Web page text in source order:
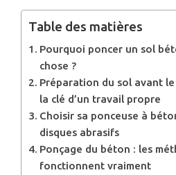
Table des matières
Pourquoi poncer un sol
chose ?
Préparation du sol avant
la clé d’un travail propre
Choisir sa ponceuse à
disques abrasifs
Ponçage du béton : les
fonctionnent vraiment